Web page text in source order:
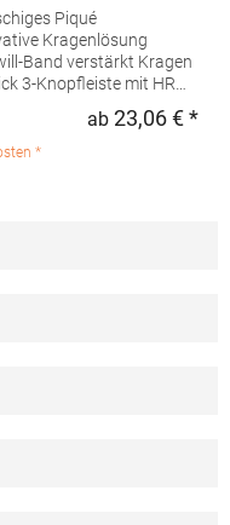
Piqué
verstärkt Kragen
180
ab 23,06 € *
*